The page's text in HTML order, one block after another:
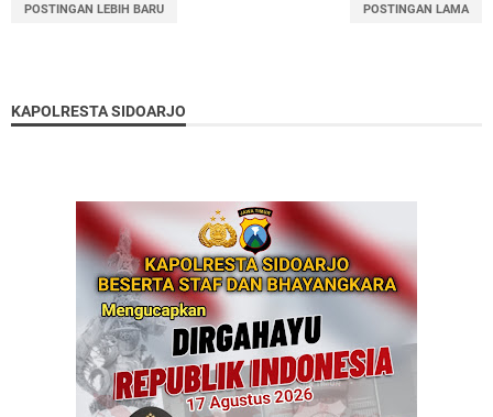
POSTINGAN LEBIH BARU POSTINGAN LAMA
KAPOLRESTA SIDOARJO